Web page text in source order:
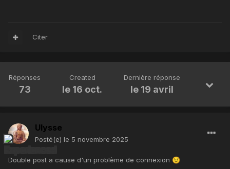
Citer
Réponses
73
Created
le 16 oct.
Dernière réponse
le 19 avril
Ulysse
Posté(e) le 5 novembre 2025
Double post a cause d'un problème de connexion 😟